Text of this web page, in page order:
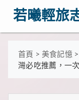
若曦輕旅
歡
訪
問
若
首頁 > 美食記憶>
灣必吃推薦，一